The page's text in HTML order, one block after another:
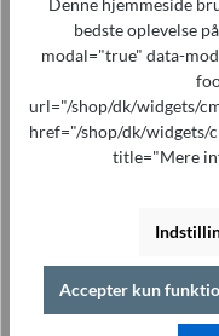
Tilbehør
Denne hjemmeside
bedste oplevelse
modal="true" data-
url="/shop/dk/widgets/
href="/shop/dk/widgets/
title="Mere
Accepter kun